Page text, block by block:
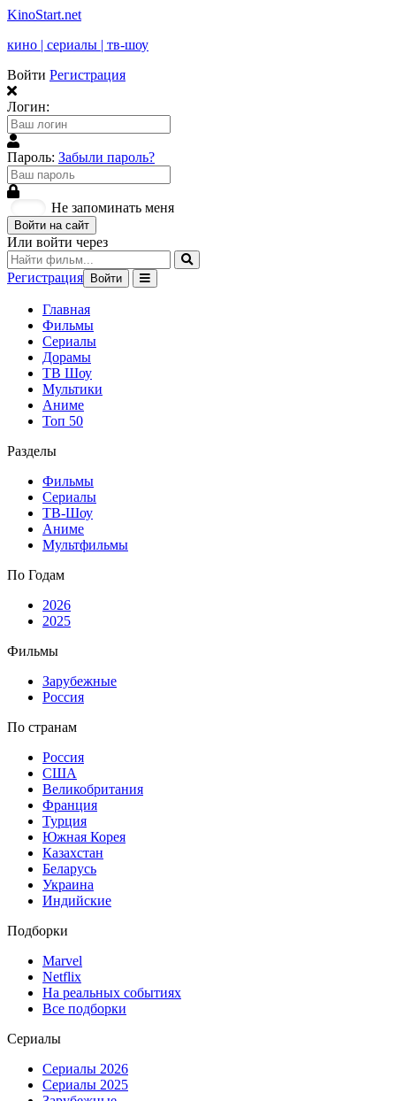
KinoStart.net
кино | сериалы | тв-шоу
Войти Регистрация
Логин:
Пароль: Забыли пароль?
Не запоминать меня
Войти на сайт
Или войти через
Регистрация Войти
Главная
Фильмы
Сериалы
Дорамы
ТВ Шоу
Мультики
Аниме
Топ 50
Разделы
Фильмы
Сериалы
ТВ-Шоу
Аниме
Мультфильмы
По Годам
2026
2025
Фильмы
Зарубежные
Россия
По странам
Россия
США
Великобритания
Франция
Турция
Южная Корея
Казахстан
Беларусь
Украина
Индийские
Подборки
Marvel
Netflix
На реальных событиях
Все подборки
Сериалы
Сериалы 2026
Сериалы 2025